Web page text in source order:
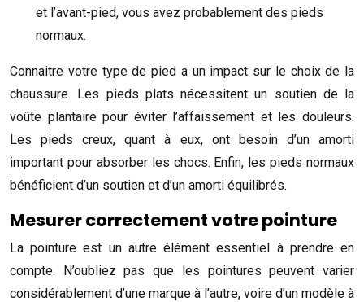
et l’avant-pied, vous avez probablement des pieds
normaux.
Connaitre votre type de pied a un impact sur le choix de la
chaussure. Les pieds plats nécessitent un soutien de la
voûte plantaire pour éviter l’affaissement et les douleurs.
Les pieds creux, quant à eux, ont besoin d’un amorti
important pour absorber les chocs. Enfin, les pieds normaux
bénéficient d’un soutien et d’un amorti équilibrés.
Mesurer correctement votre pointure
La pointure est un autre élément essentiel à prendre en
compte. N’oubliez pas que les pointures peuvent varier
considérablement d’une marque à l’autre, voire d’un modèle à